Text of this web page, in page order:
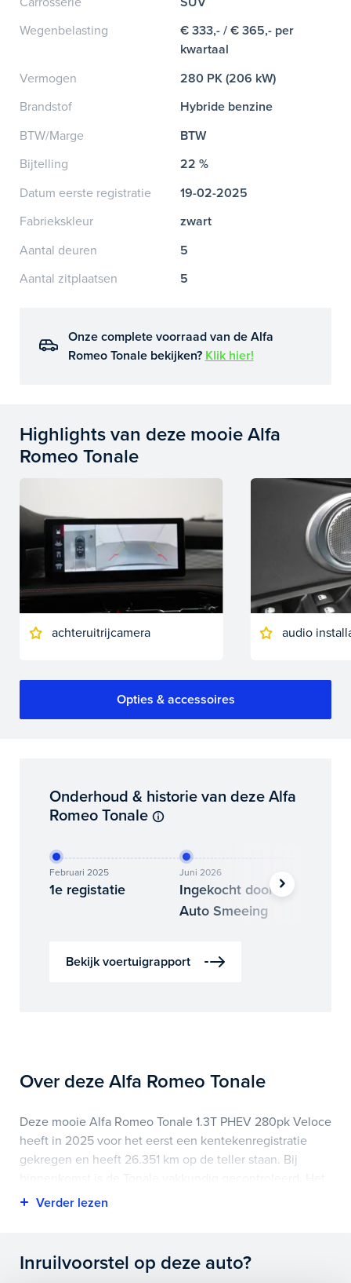
Wegenbelasting
€ 333,- / € 365,- per
kwartaal
Vermogen
280 PK (206 kW)
Brandstof
Hybride benzine
BTW/Marge
BTW
Bijtelling
22 %
Datum eerste registratie
19-02-2025
Fabriekskleur
zwart
Aantal deuren
5
Aantal zitplaatsen
5
Onze complete voorraad van de Alfa
Romeo Tonale bekijken? Klik hier!
Highlights van deze mooie Alfa
Romeo Tonale
achteruitrijcamera audio
Opties & accessoires
Onderhoud & historie van deze Alfa
Romeo Tonale
Februari 2025
1e registatie
Juni 2026
Ingekocht door
Auto Smeeing
Bekijk voertuigrapport
Over deze Alfa Romeo Tonale
Deze mooie Alfa Romeo Tonale 1.3T PHEV 280pk Veloce
heeft in 2025 voor het eerst een kentekenregistratie
gekregen en heeft 26.351 km op de teller staan. Bij
voertuigrapport is op deze pagina bij onderhoud en
Highlights van deze Alfa Romeo zijn onder andere
achteruitrijcamera, adaptief demping systeem, audio
Inruilvoorstel op deze auto?